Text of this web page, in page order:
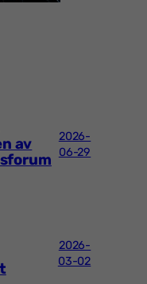
av
2026-
06-29
2026-
03-02